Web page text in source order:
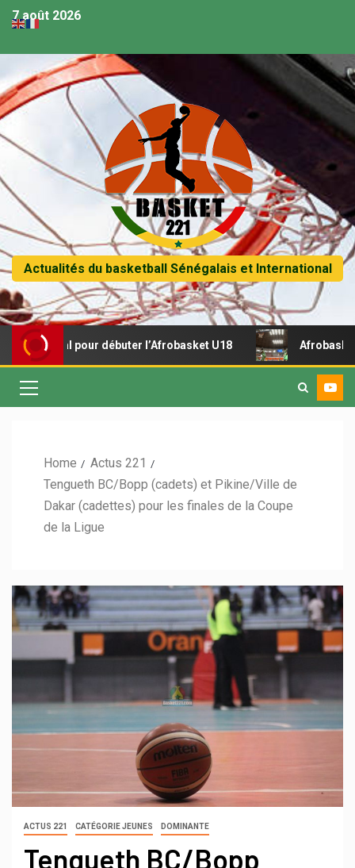
7 août 2026
Actualités du basketball Sénégalais et International
pour débuter l’Afrobasket U18 Afrobasket U18
Home
Actus 221
Tengueth BC/Bopp (cadets) et Pikine/Ville de
Dakar (cadettes) pour les finales de la Coupe
de la Ligue
ACTUS 221 CATÉGORIE JEUNES DOMINANTE
Tengueth BC/Bopp